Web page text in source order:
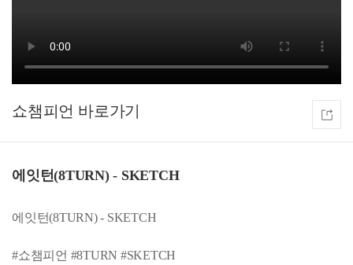
쇼챔피언
에잇턴(8TURN) - SKETCH
에잇턴(8TURN) - SKETCH
#쇼챔피언 #8TURN #SKETCH